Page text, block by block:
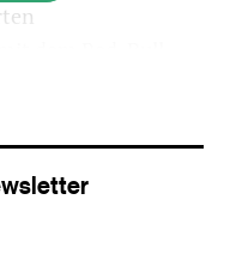
einer Reihe
eines